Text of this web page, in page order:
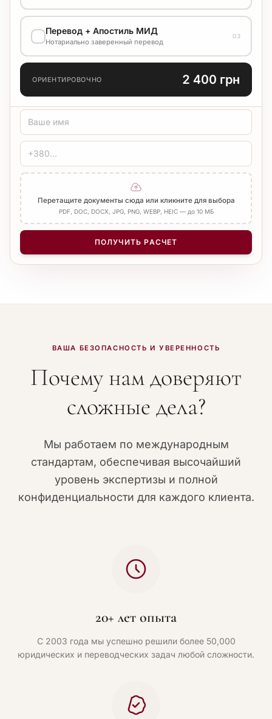
ВАРИАНТ ВЫПОЛНЕНИЯ
Стандарт 1 200 грн
Перевод + Апостиль МИД
Нотариально заверенный перевод
03
ТИП ПЕРЕВОДА
ЗАВЕРЕНИЕ
Печать бюро Нотариус
Добавить Апостиль
КОЛИЧЕСТВО СТРАНИЦ
ОРИЕНТИРОВОЧНО 2 400 грн
Перетащите документы сюда или кликните для выбора
PDF, DOC, DOCX, JPG, PNG, WEBP, HEIC — до 10 МБ
ПОЛУЧИТЬ РАСЧЕТ
ВАША БЕЗОПАСНОСТЬ И УВЕРЕННОСТЬ
Почему нам доверяют
сложные дела?
Мы работаем по международным
стандартам, обеспечивая высочайший
уровень экспертизы и полной
конфиденциальности для каждого клиента.
20+ лет опыта
С 2003 года мы успешно решили более 50,000
юридических и переводческих задач любой сложности.